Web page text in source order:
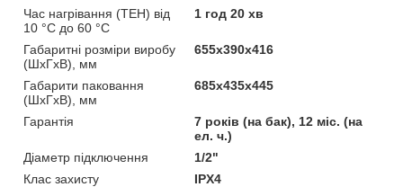
Час нагрівання (ТЕН) від
10 °C до 60 °C
1 год 20 хв
Габаритні розміри виробу
(ШхГхВ), мм
655х390х416
Габарити паковання
(ШхГхВ), мм
685х435х445
Гарантія
7 років (на бак), 12 міс. (на
ел. ч.)
Діаметр підключення
1/2"
Клас захисту
IPX4